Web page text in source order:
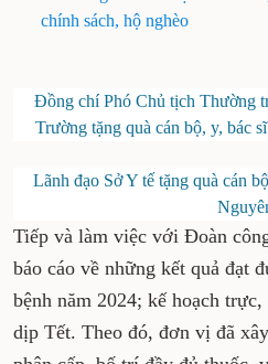
chính sách, hộ nghèo
Đồng chí Phó Chủ tịch Thường
Trường tặng quà cán bộ, y, bác
Lãnh đạo Sở Y tế tặng quà cán
Tiếp và làm việc với Đoàn
báo cáo về những kết quả đạt
bệnh năm 2024; kế hoạch
dịp Tết. Theo đó, đơn vị đã